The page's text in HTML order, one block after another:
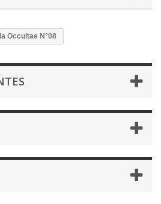
Occultae N°08